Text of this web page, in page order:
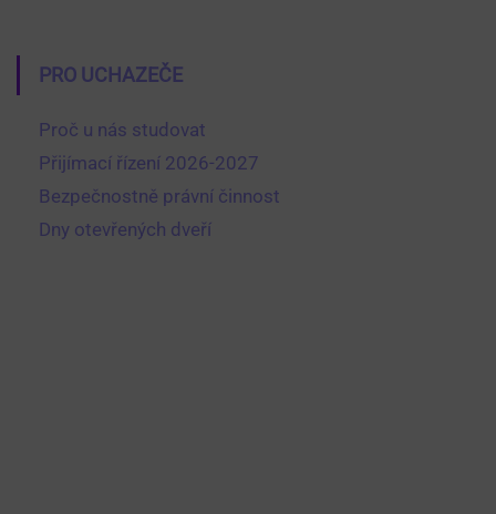
PRO UCHAZEČE
Proč u nás studovat
Přijímací řízení 2026-2027
Bezpečnostně právní činnost
Dny otevřených dveří